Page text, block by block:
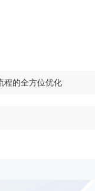
程的全方位优化